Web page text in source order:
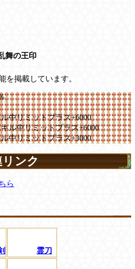
舞の王印
を掲載しています。
中リミットプラス+6000
ル中リミットプラス+6000
中リミットプラス+3000
ンク
ら
霊刀